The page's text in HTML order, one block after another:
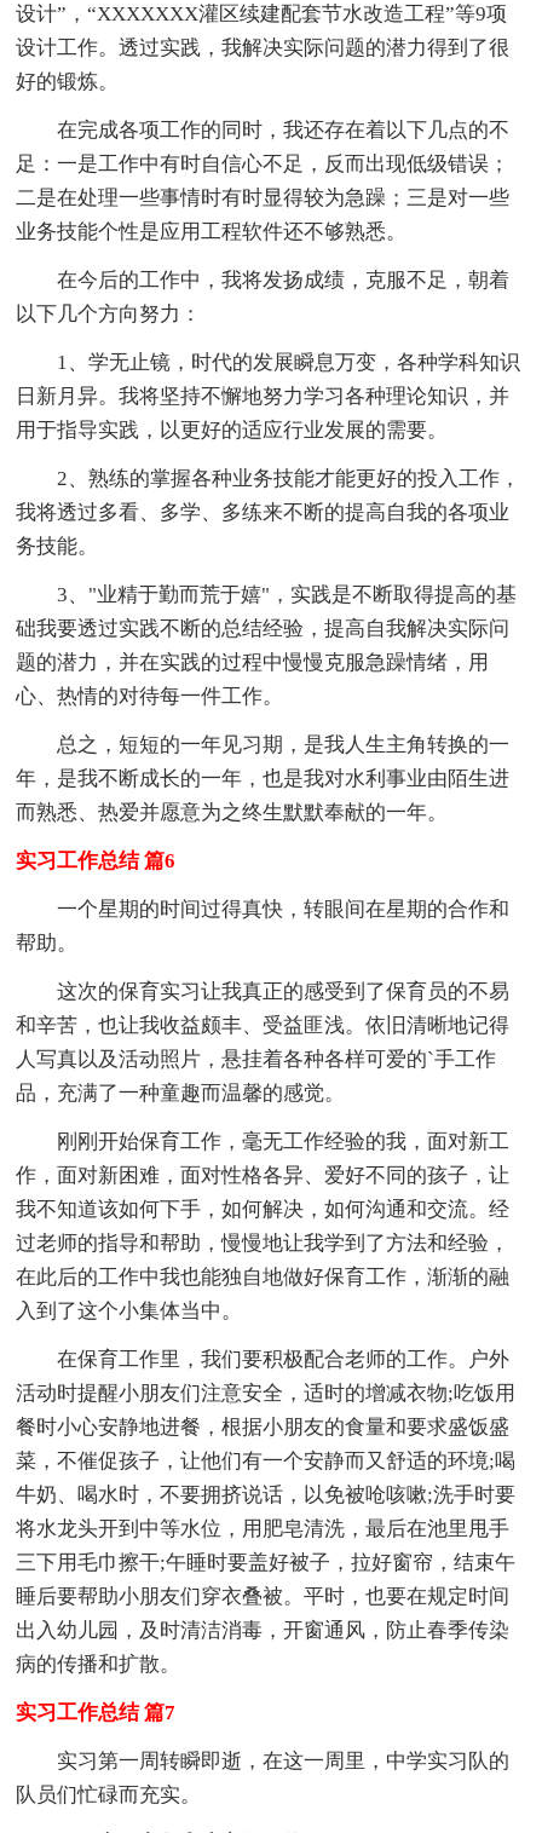
设计”，“XXXXXXX灌区续建配套节水改造工程”等9项
设计工作。透过实践，我解决实际问题的潜力得到了很
好的锻炼。
在完成各项工作的同时，我还存在着以下几点的不
足：一是工作中有时自信心不足，反而出现低级错误；
二是在处理一些事情时有时显得较为急躁；三是对一些
业务技能个性是应用工程软件还不够熟悉。
在今后的工作中，我将发扬成绩，克服不足，朝着
以下几个方向努力：
1、学无止镜，时代的发展瞬息万变，各种学科知识
日新月异。我将坚持不懈地努力学习各种理论知识，并
用于指导实践，以更好的适应行业发展的需要。
2、熟练的掌握各种业务技能才能更好的投入工作，
我将透过多看、多学、多练来不断的提高自我的各项业
务技能。
3、"业精于勤而荒于嬉"，实践是不断取得提高的基
础我要透过实践不断的总结经验，提高自我解决实际问
题的潜力，并在实践的过程中慢慢克服急躁情绪，用
心、热情的对待每一件工作。
总之，短短的一年见习期，是我人生主角转换的一
年，是我不断成长的一年，也是我对水利事业由陌生进
而熟悉、热爱并愿意为之终生默默奉献的一年。
实习工作总结 篇6
一个星期的时间过得真快，转眼间在星期的合作和
帮助。
这次的保育实习让我真正的感受到了保育员的不易
和辛苦，也让我收益颇丰、受益匪浅。依旧清晰地记得
人写真以及活动照片，悬挂着各种各样可爱的`手工作
品，充满了一种童趣而温馨的感觉。
刚刚开始保育工作，毫无工作经验的我，面对新工
作，面对新困难，面对性格各异、爱好不同的孩子，让
我不知道该如何下手，如何解决，如何沟通和交流。经
过老师的指导和帮助，慢慢地让我学到了方法和经验，
在此后的工作中我也能独自地做好保育工作，渐渐的融
入到了这个小集体当中。
在保育工作里，我们要积极配合老师的工作。户外
活动时提醒小朋友们注意安全，适时的增减衣物;吃饭用
餐时小心安静地进餐，根据小朋友的食量和要求盛饭盛
菜，不催促孩子，让他们有一个安静而又舒适的环境;喝
牛奶、喝水时，不要拥挤说话，以免被呛咳嗽;洗手时要
将水龙头开到中等水位，用肥皂清洗，最后在池里甩手
三下用毛巾擦干;午睡时要盖好被子，拉好窗帘，结束午
睡后要帮助小朋友们穿衣叠被。平时，也要在规定时间
出入幼儿园，及时清洁消毒，开窗通风，防止春季传染
病的传播和扩散。
实习工作总结 篇7
实习第一周转瞬即逝，在这一周里，中学实习队的
队员们忙碌而充实。